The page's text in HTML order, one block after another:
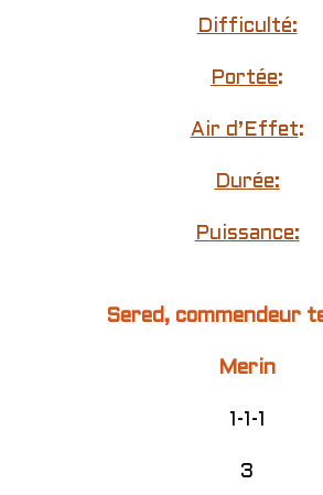
Difficulté:
Portée:
Air d’Effet:
Durée:
Puissance:
Sered, commendeur
Merin
1-1-1
3